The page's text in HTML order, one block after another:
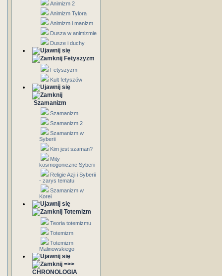
Animizm 2
Animizm Tylora
Animizm i manizm
Dusza w animizmie
Dusze i duchy
Fetyszyzm
Fetyszyzm
Kult fetyszów
Szamanizm
Szamanizm
Szamanizm 2
Szamanizm w
Syberii
Kim jest szaman?
Mity
kosmogoniczne Syberii
Religie Azji i Syberii
- zarys tematu
Szamanizm w
Korei
Totemizm
Teoria totemizmu
Totemizm
Totemizm
Malinowskiego
=>>
CHRONOLOGIA